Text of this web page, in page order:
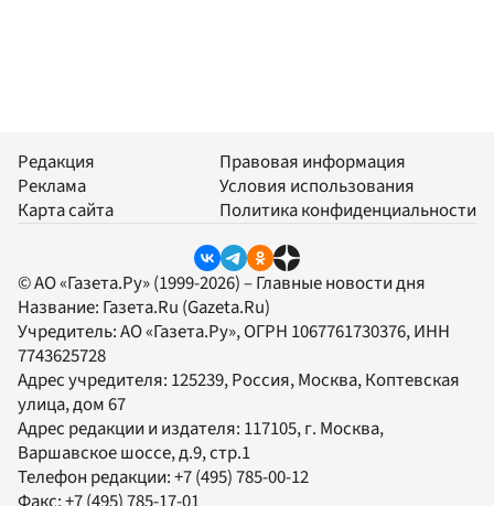
Редакция
Реклама
Карта сайта
Правовая информация
Условия использования
Политика конфиденциальности
© АО «Газета.Ру» (1999-2026) – Главные новости дня
Название: Газета.Ru (Gazeta.Ru)
Учредитель:АО «Газета.Ру», ОГРН 1067761730376, ИНН
7743625728
Адрес учредителя: 125239, Россия, Москва, Коптевская
улица, дом 67
Адрес редакции и издателя: 117105, г. Москва,
Варшавское шоссе, д.9, стр.1
Телефон редакции:+7 (495) 785-00-12